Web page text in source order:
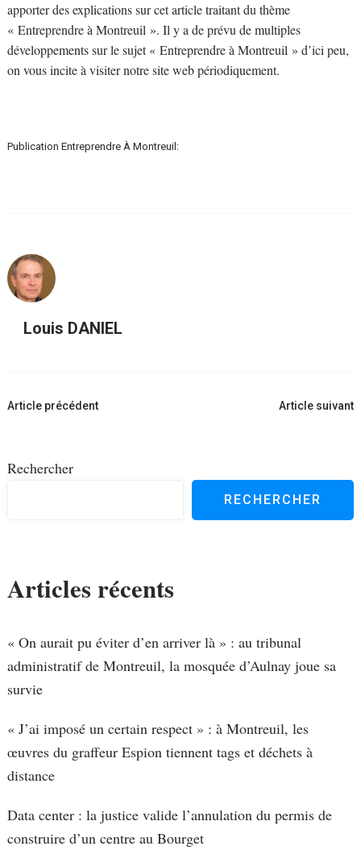
apporter des explications sur cet article traitant du thème
« Entreprendre à Montreuil ». Il y a de prévu de multiples
développements sur le sujet « Entreprendre à Montreuil » d’ici peu,
on vous incite à visiter notre site web périodiquement.
Publication Entreprendre À Montreuil:
Louis DANIEL
Navigation
Article précédent Article suivant
Rechercher
RECHERCHER
Articles récents
« On aurait pu éviter d’en arriver là » : au tribunal
administratif de Montreuil, la mosquée d’Aulnay joue sa
survie
« J’ai imposé un certain respect » : à Montreuil, les
œuvres du graffeur Espion tiennent tags et déchets à
distance
Data center : la justice valide l’annulation du permis de
construire d’un centre au Bourget